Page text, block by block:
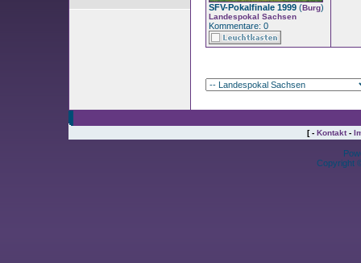
SFV-Pokalfinale 1999 (Burg)
Landespokal Sachsen
Kommentare: 0
[ - Kontakt-
Copyright